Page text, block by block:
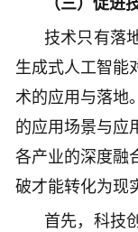
（三）促进
技术只有落
生成式人工智能
术的应用与落地
的应用场景与应
各产业的深度融
破才能转化为现
首先，科技